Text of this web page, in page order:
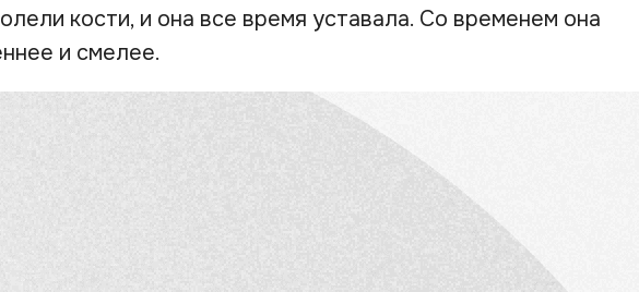
кости, и она все время уставала. Со временем она
и смелее.